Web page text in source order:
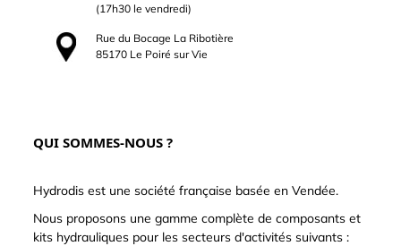
(17h30 le vendredi)
Rue du Bocage La Ribotière
85170 Le Poiré sur Vie
QUI SOMMES-NOUS ?
Hydrodis est une société française basée en Vendée.
Nous proposons une gamme complète de composants et
kits hydrauliques pour les secteurs d'activités suivants :